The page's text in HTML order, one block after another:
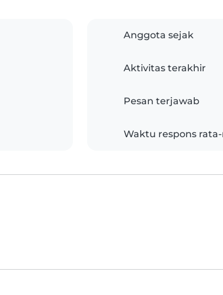
Anggota sejak
Aktivitas terakhir
Pesan terjawab
Waktu respons